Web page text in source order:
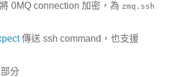
0MQ connection 加密，為 zmq.ssh
傳送 ssh command，也支援
分